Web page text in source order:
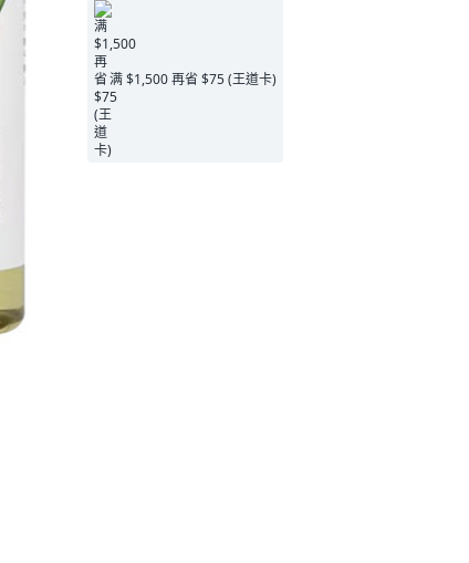
满 $1,500 再省 $75 (王道卡)